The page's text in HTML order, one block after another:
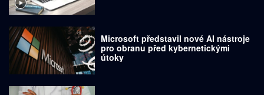
Microsoft představil nové AI nástroje
pro obranu před kybernetickými
útoky